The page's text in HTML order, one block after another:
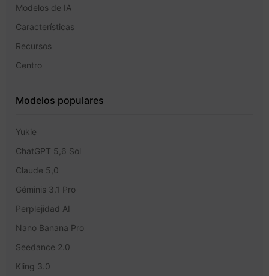
Modelos de IA
Características
Recursos
Centro
Modelos populares
Yukie
ChatGPT 5,6 Sol
Claude 5,0
Géminis 3.1 Pro
Perplejidad AI
Nano Banana Pro
Seedance 2.0
Kling 3.0